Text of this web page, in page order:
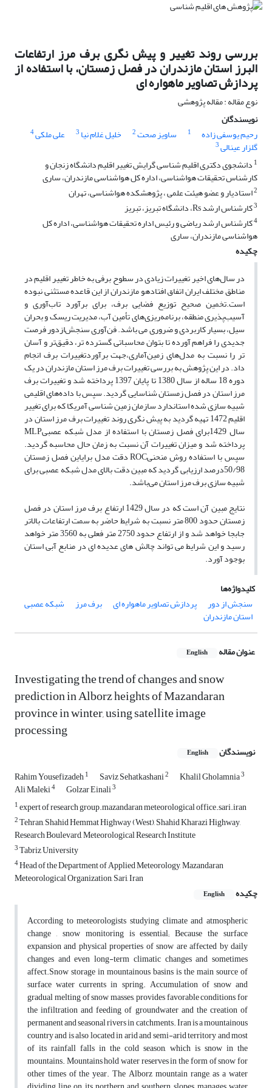
بررسی روند تغییر و پیش نگری برف مرز ارتفاعات
البرز استان مازندران در فصل زمستان، با استفاده از
پردازش تصاویر ماهواره ای
نوع مقاله : مقاله پژوهشی
نویسندگان
رحیم یوسفی زاده
1 ساویز صحت2 خلیل غلام نیا 3 علی ملکی4
گلزار عینالی3
1 دانشجوی دکتری اقلیم شناسی گرایش تغییر اقلیم دانشگاه زنجان و
کارشناس تحقیقات هواشناسی، اداره کل هواشناسی مازندران، ساری
2استادیار و عضو هیئت علمی ، پژوهشکده هواشناسی، تهران
3کارشناس ارشد Rs، دانشگاه تبریز، تبریز
4کارشناس ارشد ریاضی و رئیس اداره تحقیقات هواشناسی، اداره کل
هواشناسی مازندران، ساری
چکیده
در سال‌های اخیر تغییرات زیادی در سطوح برفی به خاطر تغییر اقلیم در
مناطق مختلف ایران اتفاق افتادهو مازندران از این قاعده مستثنی نبوده
است.تخمین صحیح توزیع فضایی برف، برای برآورد تاب‌آوری و
آسیب‌پذیری منطقه، برنامه‌ریزی‌های تأمین آب، مدیریت ریسک و بحران
سیل، بسیار کاربردی و ضروری می باشد. فن‌آوری سنجش‌ازدور فرصت
جدیدی را فراهم آورده تا بتوان محاسباتی گسترده تر، دقیق‌تر و آسان
تر را نسبت به مدل‌های زمین‌آماری،جهت برآوردتغییرات برف انجام
داد. در این پژوهش به بررسی تغییرات برف مرز استان مازندران در یک
دوره 18 ساله از سال 1380 تا پایان 1397 پرداخته شد و تغییرات برف
مرز استان در فصل زمستان شناسایی گردید. سپس با داده‌های اقلیمی
شبیه سازی شده استاندارد سازمان زمین شناسی آمریکا که برای تغییر
اقلیم 1472 تهیه گردید به پیش نگری روند تغییرات برف مرز استان در
سال 1429برای فصل زمستان با استفاده از مدل شبکه عصبیMLP
پرداخته شد و میزان تغییرات آن نسبت به زمان حال محاسبه گردید.
سپس با استفاده روش منحنیROC دقت مدل برایاین فصل زمستان
50/98درصد ارزیابی گردید که مبین دقت بالای مدل شبکه عصبی برای
شبیه سازی برف مرز استان می‌باشد.
نتایج مبین آن است که در سال 1429 ارتفاع برف مرز استان در فصل
زمستان حدود 800 متر نسبت به شرایط حاضر به سمت ارتفاعات بالاتر
جابجا خواهد شد و از ارتفاع حدود 2750 متر فعلی به 3560 متر خواهد
رسید و این شرایط می تواند چالش های عدیده ای در منابع آبی استان
بوجود آورد.
کلیدواژه‌ها
سنجش از دور
پردازش تصاویر ماهواره ای برف مرز شبکه عصبی
استان مازندران
عنوان مقاله English
Investigating the trend of changes and snow
prediction in Alborz heights of Mazandaran
province in winter, using satellite image
processing
نویسندگان English
Rahim Yousefizadeh1 Saviz Sehatkashani2 Khalil Gholamnia3
Ali Maleki4 Golzar Einali3
1expert of research group.mazandaran meteorological office.sari.iran
2Tehran, Shahid Hemmat Highway (West), Shahid Kharazi Highway,
Research Boulevard, Meteorological Research Institute
3Tabriz University
4Head of the Department of Applied Meteorology, Mazandaran
Meteorological Organization, Sari, Iran
چکیده
English
According to meteorologists studying climate and atmospheric
change , snow monitoring is essential; Because the surface
expansion and physical properties of snow are affected by daily
changes and even long-term climatic changes and sometimes
affect.Snow storage in mountainous basins is the main source of
surface water currents in spring. Accumulation of snow and
gradual melting of snow masses, provides favorable conditions for
the infiltration and feeding of groundwater and the creation of
permanent and seasonal rivers in catchments. Iran is a mountainous
country and is also located in arid and semi-arid territory and most
of its rainfall falls in the cold season, which is snow in the
mountains. Mountains hold water reserves in the form of snow for
other times of the year. The Alborz mountain range, as a water